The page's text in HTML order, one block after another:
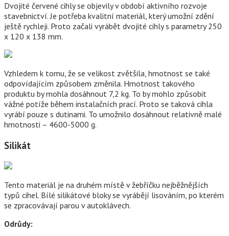
Dvojité červené cihly se objevily v období aktivního rozvoje
stavebnictví. Je potřeba kvalitní materiál, který umožní zdění
ještě rychleji. Proto začali vyrábět dvojité cihly s parametry 250
x 120 x 138 mm.
Vzhledem k tomu, že se velikost zvětšila, hmotnost se také
odpovídajícím způsobem změnila. Hmotnost takového
produktu by mohla dosáhnout 7,2 kg. To by mohlo způsobit
vážné potíže během instalačních prací. Proto se taková cihla
vyrábí pouze s dutinami. To umožnilo dosáhnout relativně malé
hmotnosti – 4600-5000 g.
Silikát
Tento materiál je na druhém místě v žebříčku nejběžnějších
typů cihel. Bílé silikátové bloky se vyrábějí lisováním, po kterém
se zpracovávají parou v autoklávech.
Odrůdy: